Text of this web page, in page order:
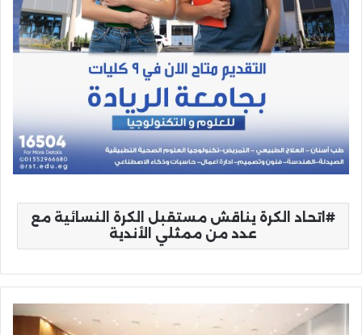
اتحاد الكرة يناقش مستقبل الكرة النسائية مع
عدد من ممثلي الأندية
التعليم